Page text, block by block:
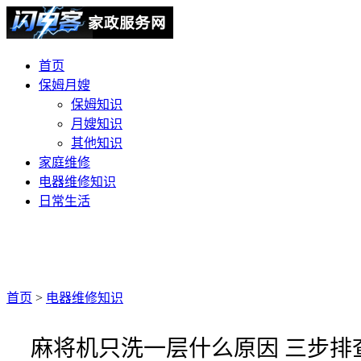
首页
保姆月嫂
保姆知识
月嫂知识
其他知识
家庭维修
电器维修知识
日常生活
首页 > 电器维修知识
麻将机只洗一层什么原因 三步排